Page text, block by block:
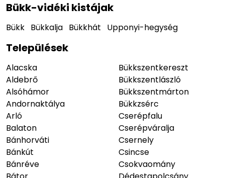
Bükk-vidéki kistájak
Bükk Bükkalja Bükkhát Upponyi-hegység
Települések
Alacska
Aldebrő
Alsóhámor
Andornaktálya
Arló
Balaton
Bánhorváti
Bánkút
Bánréve
Bükkszentkereszt
Bükkszentlászló
Bükkszentmárton
Bükkzsérc
Cserépfalu
Cserépváralja
Csernely
Csincse
Csokvaomány